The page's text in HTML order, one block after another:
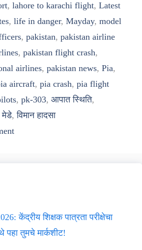
, lahore to karachi flight, Latest
, life in danger, Mayday, model
, pakistan, pakistan airline
, pakistan flight crash,
airlines, pakistan news, Pia,
aircraft, pia crash, pia flight
, pk-303, आपात स्थिति,
मेडे,विमान हादसा
केंद्रीय शिक्षक पात्रता परीक्षेचा
पहा तुमचे मार्कशीट!